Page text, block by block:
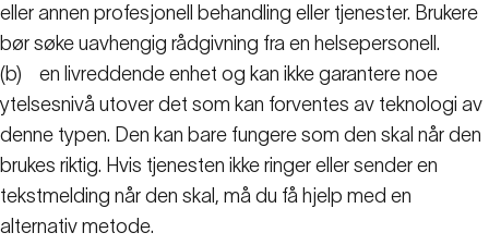
eller annen profesjonell behandling eller tjenester. Brukere
bør søke uavhengig rådgivning fra en helsepersonell.
(b)
en livreddende enhet og kan ikke garantere noe
ytelsesnivå utover det som kan forventes av teknologi av
denne typen. Den kan bare fungere som den skal når den
brukes riktig. Hvis tjenesten ikke ringer eller sender en
tekstmelding når den skal, må du få hjelp med en
alternativ metode.